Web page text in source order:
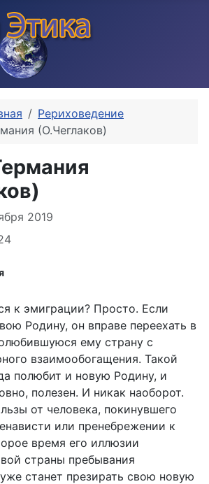
Рериховедение
(О.Чеглаков)
2019
к эмиграции? Просто. Если
Родину, он вправе переехать в
ему страну с
взаимообогащения. Такой
полюбит и новую Родину, и
полезен. И никак наоборот.
от человека, покинувшего
или пренебрежении к
время его иллюзии
страны пребывания
станет презирать свою новую